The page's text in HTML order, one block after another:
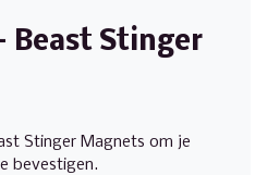
Beast Stinger
Stinger Magnets om je
bevestigen.